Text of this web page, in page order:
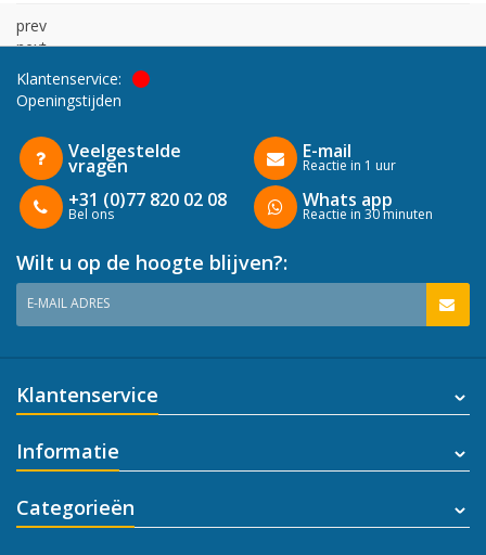
prev
next
Klantenservice:
Openingstijden
Veelgestelde
vragen
+31 (0)77 820 02 08
Bel ons
E-mail
Reactie in 1 uur
Whats app
Reactie in 30 minuten
Wilt u op de hoogte blijven?:
E-MAIL ADRES
Klantenservice
Informatie
Categorieën